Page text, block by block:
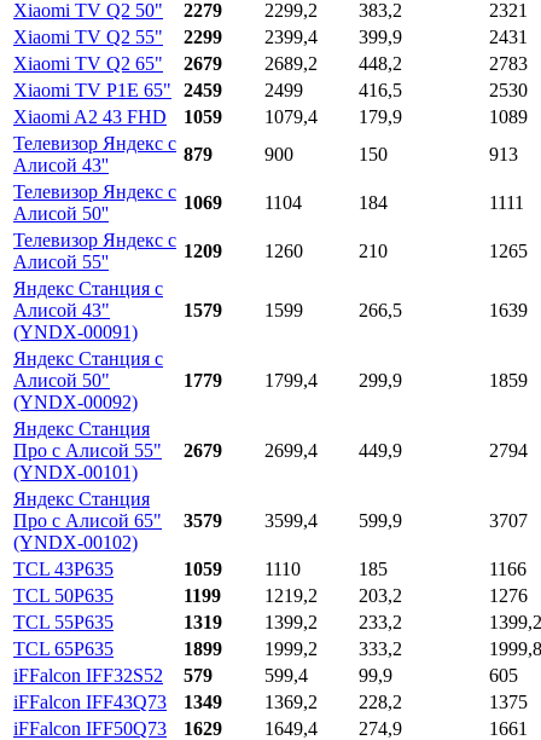
Xiaomi TV Q2 50"
2279 2299,2 383,2
2321
Xiaomi TV Q2 55"
2299 2399,4 399,9
2431
Xiaomi TV Q2 65"
2679 2689,2 448,2
2783
Xiaomi TV P1E 65"
2459 2499 416,5
2530
Xiaomi A2 43 FHD
1059 1079,4 179,9
1089
Телевизор Яндекс с
Алисой 43''
879 900 150
913
Телевизор Яндекс с
Алисой 50''
1069 1104 184
1111
Телевизор Яндекс с
Алисой 55''
1209 1260 210
1265
Яндекс Станция с
Алисой 43"
(YNDX-00091)
1579 1599 266,5 1639
Яндекс Станция с
Алисой 50"
(YNDX-00092)
1779 1799,4 299,9 1859
Яндекс Станция
Про с Алисой 55"
(YNDX-00101)
2679 2699,4 449,9 2794
Яндекс Станция
Про с Алисой 65"
(YNDX-00102)
3579 3599,4 599,9 3707
TCL 43P635 1059 1110 185
1166
TCL 50P635
1199 1219,2 203,2
1276
TCL 55P635
1319 1399,2 233,2
1399,2
TCL 65P635
1899 1999,2 333,2
1999,8
iFFalcon IFF32S52
579 599,4 99,9
605
iFFalcon IFF43Q73
1349 1369,2 228,2
1375
iFFalcon IFF50Q73
1629 1649,4 274,9
1661